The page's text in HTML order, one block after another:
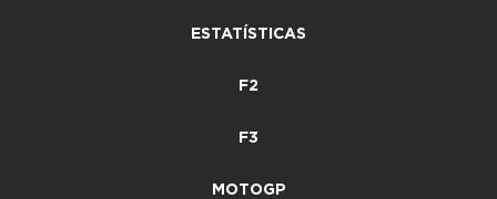
ESTATÍSTICAS
F2
F3
MOTOGP